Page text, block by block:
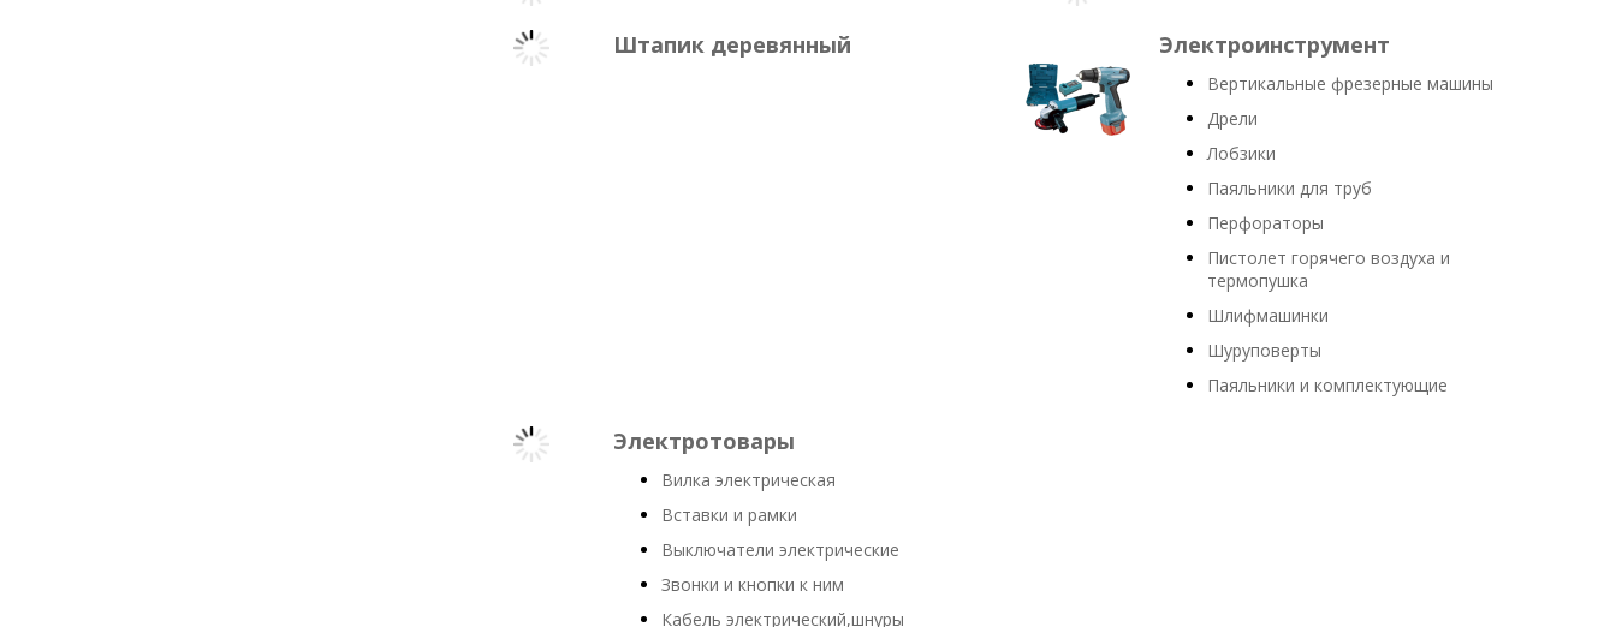
Штапик деревянный Электроинструмент
Вертикальные фрезерные машины
Дрели
Лобзики
Паяльники для труб
Перфораторы
Пистолет горячего воздуха и
термопушка
Шлифмашинки
Шуруповерты
Паяльники и комплектующие
Электротовары
Вилка электрическая
Вставки и рамки
Выключатели электрические
Звонки и кнопки к ним
Кабель электрический,шнуры